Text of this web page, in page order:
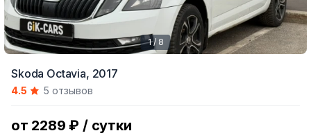
of
1 / 8
Skoda Octavia, 2017
4.5 5 отзывов
от 2289 ₽ / сутки